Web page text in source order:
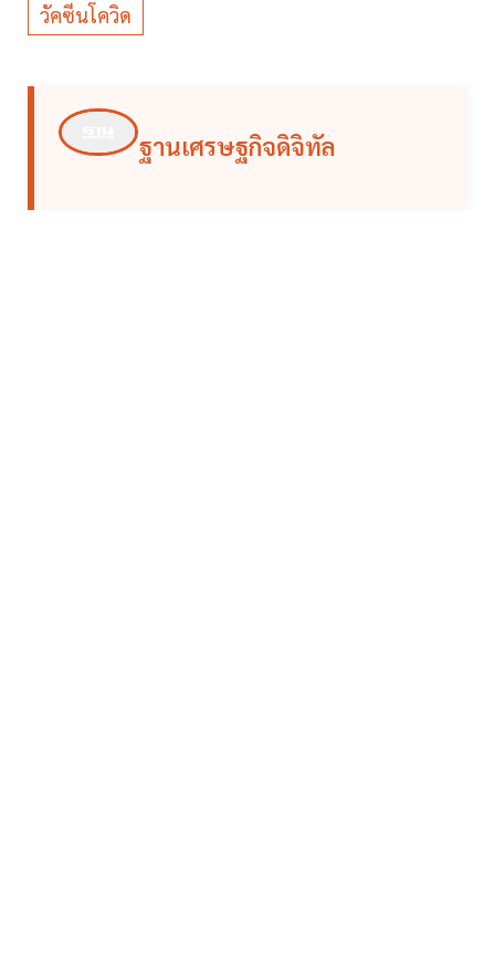
วัคซีนโควิด
ฐานเศรษฐกิจดิจิทัล